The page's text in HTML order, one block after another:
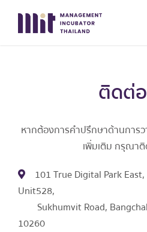
ติดต่อ
หากต้องการคำปรึกษาด้านการ
เพิ่มเติม กรุณา
101 True Digital Park
Unit528,
Sukhumvit Road,
10260